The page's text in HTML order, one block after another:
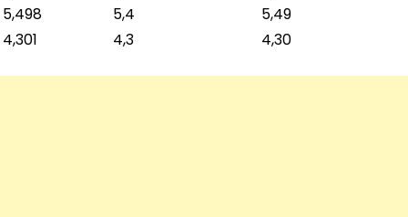
5,498
5,4
5,49
4,301
4,3 4,30